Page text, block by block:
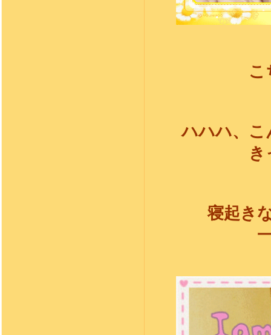
こ
ハハハ、こ
寝起き